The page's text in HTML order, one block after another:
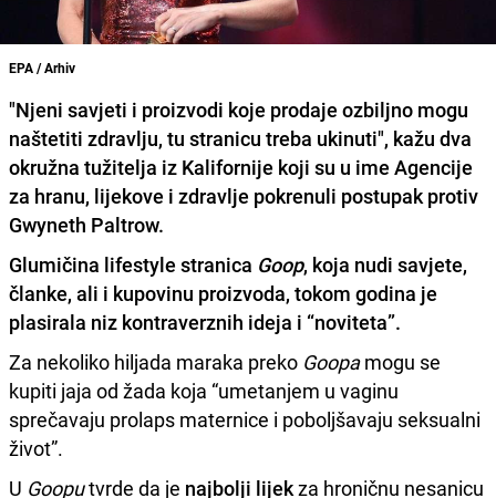
EPA / Arhiv
"Njeni savjeti i proizvodi koje prodaje ozbiljno mogu
naštetiti zdravlju, tu stranicu treba ukinuti", kažu dva
okružna tužitelja iz Kalifornije koji su u ime Agencije
za hranu, lijekove i zdravlje pokrenuli postupak protiv
Gwyneth Paltrow.
Glumičina lifestyle stranica Goop, koja nudi savjete,
članke, ali i kupovinu proizvoda, tokom godina je
plasirala niz kontraverznih ideja i “noviteta”.
Za nekoliko hiljada maraka preko Goopamogu se
kupiti jaja od žada koja “umetanjem u vaginu
sprečavaju prolaps maternice i poboljšavaju seksualni
život”.
U Gooputvrde da je najbolji lijekza hroničnu nesanicu